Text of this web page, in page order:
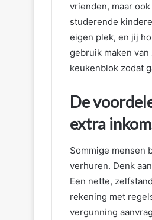
vrienden, maar
studerende
eigen plek, en jij
gebruik maken van
keukenblok zodat
De
extra
Sommige mensen
verhuren. Denk
Een nette,
rekening met
vergunning